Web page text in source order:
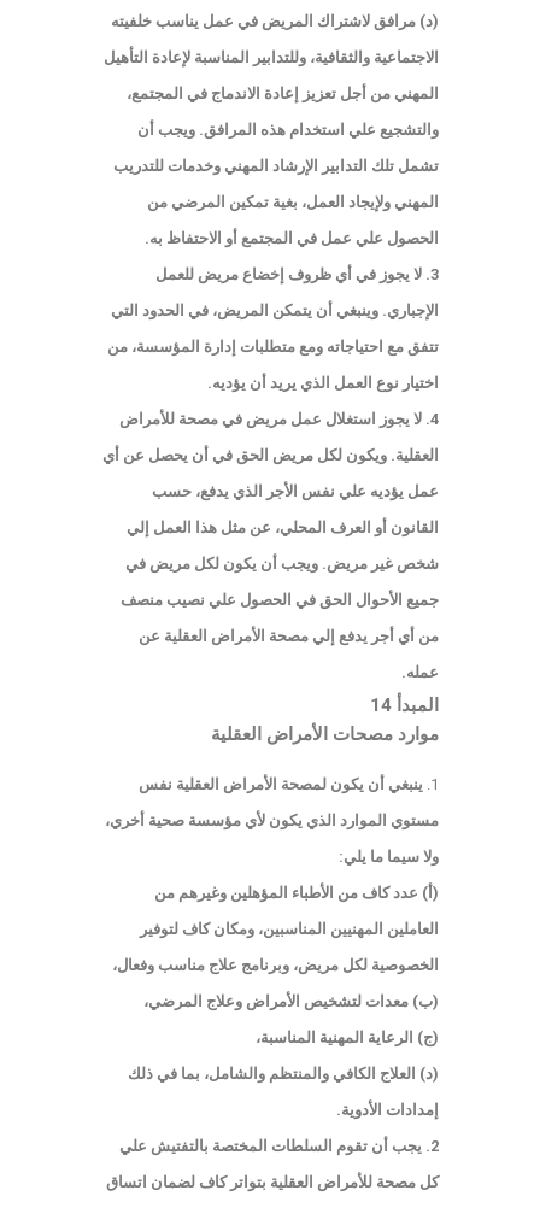
(د) مرافق لاشتراك المريض في عمل يناسب خلفيته
الاجتماعية والثقافية، وللتدابير المناسبة لإعادة التأهيل
المهني من أجل تعزيز إعادة الاندماج في المجتمع،
والتشجيع علي استخدام هذه المرافق. ويجب أن
تشمل تلك التدابير الإرشاد المهني وخدمات للتدريب
المهني ولإيجاد العمل، بغية تمكين المرضي من
الحصول علي عمل في المجتمع أو الاحتفاظ به.
3. لا يجوز في أي ظروف إخضاع مريض للعمل
الإجباري. وينبغي أن يتمكن المريض، في الحدود التي
تتفق مع احتياجاته ومع متطلبات إدارة المؤسسة، من
اختيار نوع العمل الذي يريد أن يؤديه.
4. لا يجوز استغلال عمل مريض في مصحة للأمراض
العقلية. ويكون لكل مريض الحق في أن يحصل عن أي
عمل يؤديه علي نفس الأجر الذي يدفع، حسب
القانون أو العرف المحلي، عن مثل هذا العمل إلي
شخص غير مريض. ويجب أن يكون لكل مريض في
جميع الأحوال الحق في الحصول علي نصيب منصف
من أي أجر يدفع إلي مصحة الأمراض العقلية عن
عمله.
المبدأ 14
موارد مصحات الأمراض العقلية
ينبغي أن يكون لمصحة الأمراض العقلية نفس
مستوي الموارد الذي يكون لأي مؤسسة صحية أخري،
ولا سيما ما يلي:
(أ) عدد كاف من الأطباء المؤهلين وغيرهم من
العاملين المهنيين المناسبين، ومكان كاف لتوفير
الخصوصية لكل مريض، وبرنامج علاج مناسب وفعال،
(ب) معدات لتشخيص الأمراض وعلاج المرضي،
(ج) الرعاية المهنية المناسبة،
(د) العلاج الكافي والمنتظم والشامل، بما في ذلك
إمدادات الأدوية.
2. يجب أن تقوم السلطات المختصة بالتفتيش علي
كل مصحة للأمراض العقلية بتواتر كاف لضمان اتساق